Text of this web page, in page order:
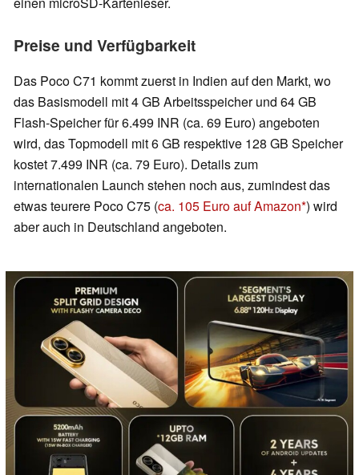
Preise und Verfügbarkeit
Das Poco C71 kommt zuerst in Indien auf den Markt, wo
das Basismodell mit 4 GB Arbeitsspeicher und 64 GB
Flash-Speicher für 6.499 INR (ca. 69 Euro) angeboten
wird, das Topmodell mit 6 GB respektive 128 GB Speicher
kostet 7.499 INR (ca. 79 Euro). Details zum
internationalen Launch stehen noch aus, zumindest das
etwas teurere Poco C75 (ca. 105 Euro auf Amazon ) wird
aber auch in Deutschland angeboten.